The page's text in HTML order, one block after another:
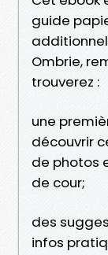
guide
Ombrie,
trouverez :
une
découvrir
de photos
de cour;
des
infos